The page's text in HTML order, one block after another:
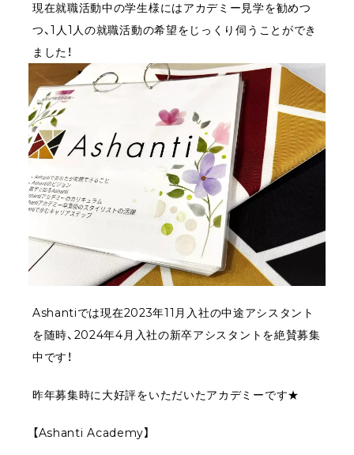
現在就職活動中の学生様にはアカデミー見学を勧めつ
つ、1人1人の就職活動の希望をじっくり伺うことができ
ました！
Ashantiでは現在2023年11月入社の中途アシスタント
を随時、2024年4月入社の新卒アシスタントを絶賛募集
中です！
昨年募集時に大好評をいただいたアカデミーです★
【Ashanti Academy】